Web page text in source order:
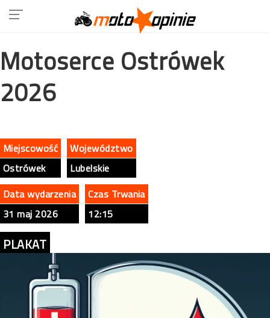
Motoserce Ostrówek
2026
Miejscowość
Ostrówek
Województwo
Lubelskie
Data wydarzenia
31 maj 2026
Czas Trwania
12:15
PLAKAT